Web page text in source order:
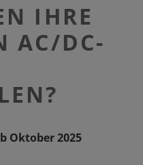
IHRE
AC/DC-
Oktober 2025